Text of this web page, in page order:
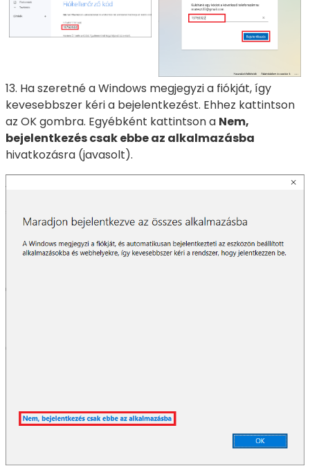
13. Ha szeretné a Windows megjegyzi a fiókját, így
kevesebbszer kéri a bejelentkezést. Ehhez kattintson
az OK gombra. Egyébként kattintson a Nem,
bejelentkezés csak ebbe az alkalmazásba
hivatkozásra (javasolt).